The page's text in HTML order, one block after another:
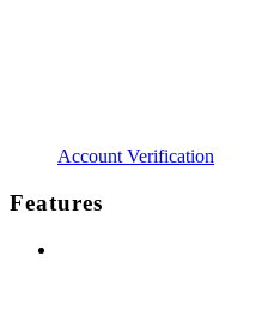
Account Verification
Features